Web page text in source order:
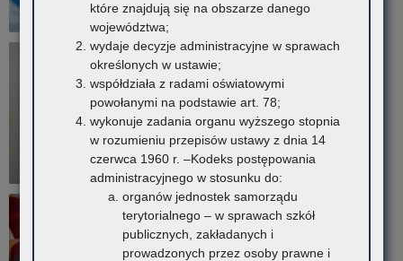
które znajdują się na obszarze danego
województwa;
wydaje decyzje administracyjne w sprawach
określonych w ustawie;
współdziała z radami oświatowymi
powołanymi na podstawie art. 78;
wykonuje zadania organu wyższego stopnia
w rozumieniu przepisów ustawy z dnia 14
czerwca 1960 r. –Kodeks postępowania
administracyjnego w stosunku do:
organów jednostek samorządu
terytorialnego – w sprawach szkół
publicznych, zakładanych i
prowadzonych przez osoby prawne i